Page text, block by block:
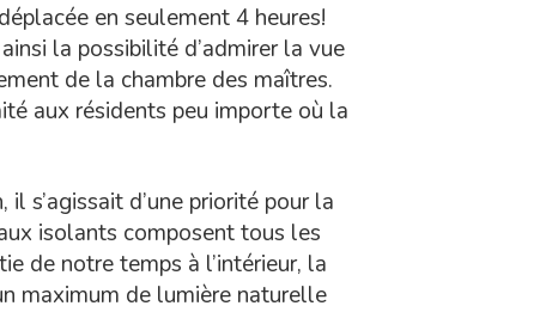
en seulement 4 heures!
la possibilité d’admirer la vue
de la chambre des maîtres.
aux résidents peu importe où la
s’agissait d’une priorité pour la
isolants composent tous les
de notre temps à l’intérieur, la
maximum de lumière naturelle